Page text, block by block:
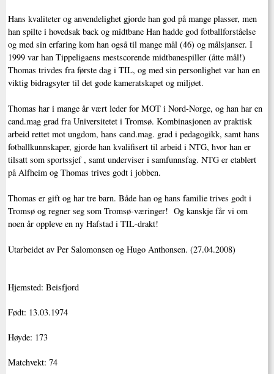
Hans kvaliteter og anvendelighet gjorde han god på mange plasser, men
han spilte i hovedsak back og midtbane Han hadde god fotballforståelse
og med sin erfaring kom han også til mange mål (46) og målsjanser. I
1999 var han Tippeligaens mestscorende midtbanespiller (åtte mål!)
Thomas trivdes fra første dag i TIL, og med sin personlighet var han en
viktig bidragsyter til det gode kameratskapet og miljøet.
Thomas har i mange år vært leder for MOT i Nord-Norge, og han har en
cand.mag grad fra Universitetet i Tromsø. Kombinasjonen av praktisk
arbeid rettet mot ungdom, hans cand.mag. grad i pedagogikk, samt hans
fotballkunnskaper, gjorde han kvalifisert til arbeid i NTG, hvor han er
tilsatt som sportssjef , samt underviser i samfunnsfag. NTG er etablert
på Alfheim og Thomas trives godt i jobben.
Thomas er gift og har tre barn. Både han og hans familie trives godt i
Tromsø og regner seg som Tromsø-væringer! Og kanskje får vi om
noen år oppleve en ny Hafstad i TIL-drakt!
Utarbeidet av Per Salomonsen og Hugo Anthonsen. (27.04.2008)
Hjemsted: Beisfjord
Født: 13.03.1974
Høyde: 173
Matchvekt: 74